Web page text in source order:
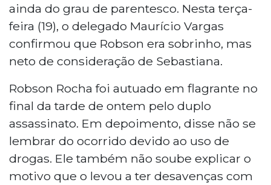
ainda do grau de parentesco. Nesta terça-
feira (19), o delegado Maurício Vargas
confirmou que Robson era sobrinho, mas
neto de consideração de Sebastiana.
Robson Rocha foi autuado em flagrante no
final da tarde de ontem pelo duplo
assassinato. Em depoimento, disse não se
lembrar do ocorrido devido ao uso de
drogas. Ele também não soube explicar o
motivo que o levou a ter desavenças com